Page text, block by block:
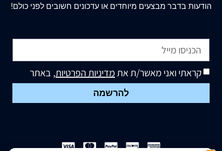
הודעות בדבר מבצעים מיוחדים או עדכונים חשובים לפני כולם!
קראתי ואני מאשר/ת אתמדיניות הפרטיות, באתר
להרשמה